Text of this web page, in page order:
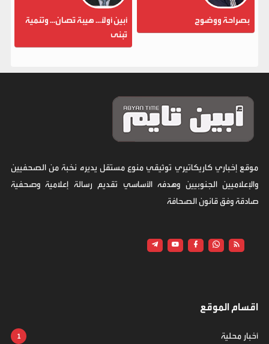
بصراحة ووضوح
أبين أولاً... هيبة تُصان... وتنمية
تُبنى
موقع إخباري كاريكاتيري توثيقي منوع مستقل يديره نخبة من الصحفيين
والإعلاميين الجنوبيين وهدفه الأساسي تقديم رسالة إعلامية وصحفية
صادقة وفق قانون الصحافة
اقسام الموقع
أخبار محلية